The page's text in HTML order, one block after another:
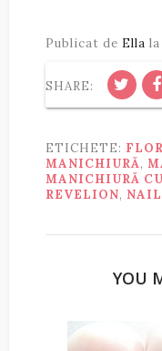
Publicat de Ella la
SHARE:
ETICHETE:
MANICHIURĂ,
MANICHIURĂ
REVELION,
YOU